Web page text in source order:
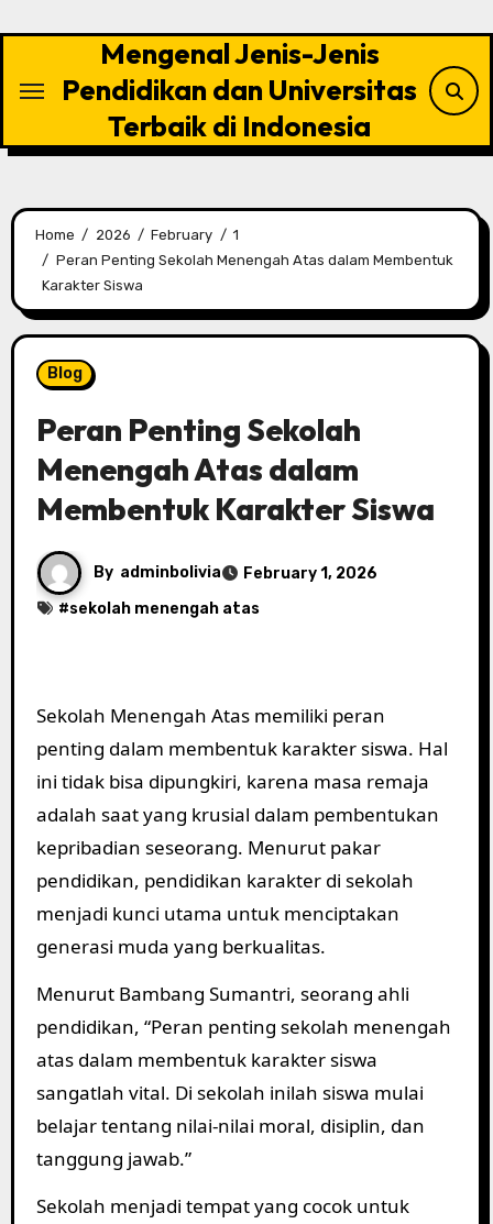
content
Mengenal Jenis-Jenis
Pendidikan dan Universitas
Terbaik di Indonesia
Home 2026 February
1
Peran Penting Sekolah Menengah Atas dalam Membentuk
Karakter Siswa
Blog
Peran Penting Sekolah
Menengah Atas dalam
Membentuk Karakter Siswa
By adminbolivia
February 1, 2026
#sekolah menengah atas
Sekolah Menengah Atas memiliki peran
penting dalam membentuk karakter siswa. Hal
ini tidak bisa dipungkiri, karena masa remaja
adalah saat yang krusial dalam pembentukan
kepribadian seseorang. Menurut pakar
pendidikan, pendidikan karakter di sekolah
menjadi kunci utama untuk menciptakan
generasi muda yang berkualitas.
Menurut Bambang Sumantri, seorang ahli
pendidikan, “Peran penting sekolah menengah
atas dalam membentuk karakter siswa
sangatlah vital. Di sekolah inilah siswa mulai
belajar tentang nilai-nilai moral, disiplin, dan
tanggung jawab.”
Sekolah menjadi tempat yang cocok untuk